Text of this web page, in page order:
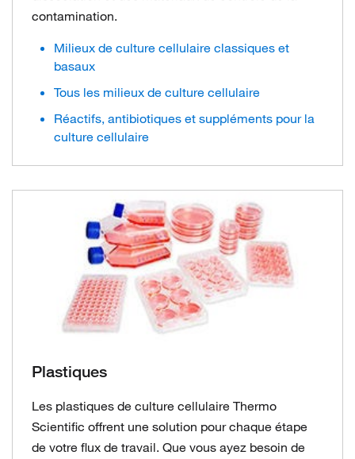
contamination.
Milieux de culture cellulaire classiques et
basaux
Tous les milieux de culture cellulaire
Réactifs, antibiotiques et suppléments pour la
culture cellulaire
Plastiques
Les plastiques de culture cellulaire Thermo
Scientific offrent une solution pour chaque étape
de votre flux de travail. Que vous ayez besoin de